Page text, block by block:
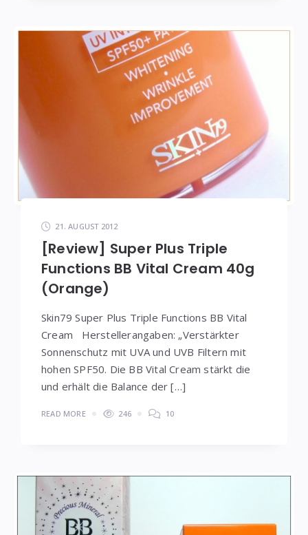
21. AUGUST 2012
[Review] Super Plus Triple
Functions BB Vital Cream 40g
(Orange)
Skin79 Super Plus Triple Functions BB Vital
Cream Herstellerangaben: „Verstärkter
Sonnenschutz mit UVA und UVB Filtern mit
hohen SPF50. Die BB Vital Cream stärkt die
und erhält die Balance der […]
READ MORE 246 10